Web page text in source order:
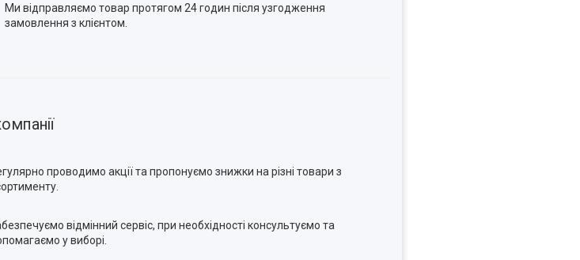
Ми відправляємо товар протягом 24 годин після узгодження
замовлення з клієнтом.
проводимо акції та пропонуємо знижки на різні товари з
відмінний сервіс, при необхідності консультуємо та
у виборі.